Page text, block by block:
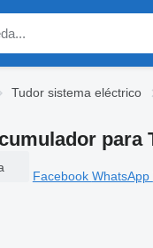
Tudor sistema eléctrico
para
Facebook WhatsApp